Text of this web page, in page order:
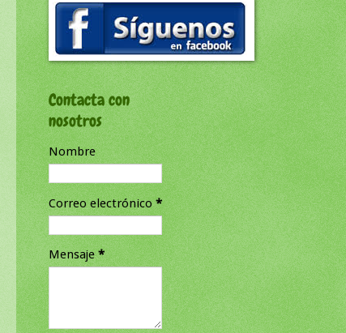
Contacta con
nosotros
Nombre
Correo electrónico*
Mensaje*